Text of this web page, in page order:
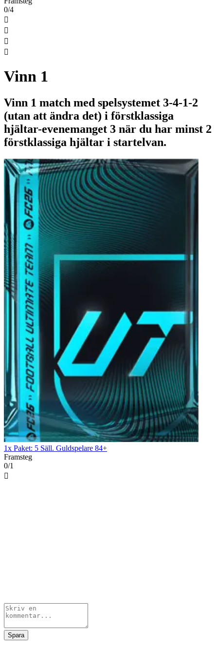
0/4




Vinn 1
Vinn 1 match med spelsystemet 3-4-1-2
(utan att ändra det) i förstklassiga
hjältar-evenemanget 3 när du har minst 2
förstklassiga hjältar i startelvan.
1x Paket: 5 Säll. Guldspelare 84+
Framsteg
0/1

Spara